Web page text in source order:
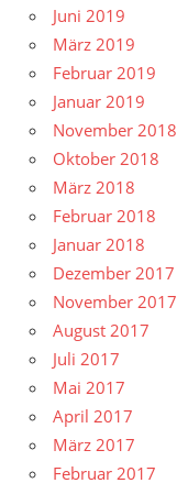
Juni 2019
März 2019
Februar 2019
Januar 2019
November 2018
Oktober 2018
März 2018
Februar 2018
Januar 2018
Dezember 2017
November 2017
August 2017
Juli 2017
Mai 2017
April 2017
März 2017
Februar 2017